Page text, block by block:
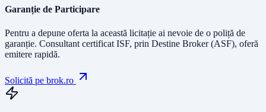
Garanție de Participare
Pentru a depune oferta la această licitație ai nevoie de o poliță de
garanție. Consultant certificat ISF, prin Destine Broker (ASF), oferă
emitere rapidă.
Solicită pe brok.ro